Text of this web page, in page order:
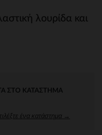
λουρίδα και
ΣΤΟ ΚΑΤΆΣΤΗΜΑ
ένα κατάστημα →